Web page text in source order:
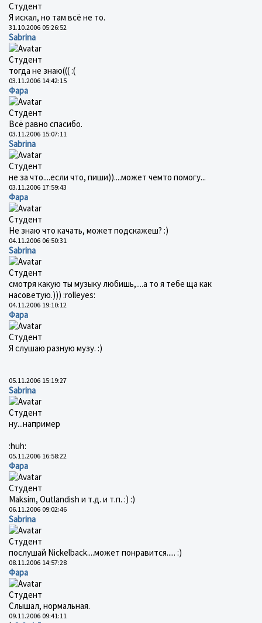
Студент
Я искал, но там всё не то.
31.10.2006 05:26:52
Sabrina
Студент
тогда не знаю((( :(
03.11.2006 14:42:15
Фара
Студент
Всё равно спасибо.
03.11.2006 15:07:11
Sabrina
Студент
не за что....если что, пиши))....может чемто помогу...
03.11.2006 17:59:43
Фара
Студент
Не знаю что качать, может подскажеш? :)
04.11.2006 06:50:31
Sabrina
Студент
смотря какую ты музыку любишь,....а то я тебе ща как
насоветую.))) :rolleyes:
04.11.2006 19:10:12
Фара
Студент
Я слушаю разную музу. :)
05.11.2006 15:19:27
Sabrina
Студент
ну...например
:huh:
05.11.2006 16:58:22
Фара
Студент
Маksim, Outlandish и т.д. и т.п. :) :)
06.11.2006 09:02:46
Sabrina
Студент
послушай Nickelback....может понравится..... :)
08.11.2006 14:57:28
Фара
Студент
Слышал, нормальная.
09.11.2006 09:41:11